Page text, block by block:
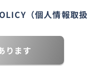
（個人情報取扱
ります